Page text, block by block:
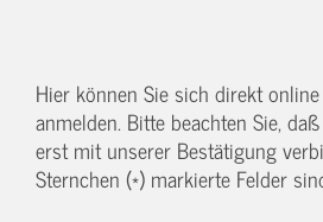
Hier können Sie sich direkt
anmelden. Bitte beachten Sie,
erst mit unserer Bestätigung
Sternchen (*) markierte Felder